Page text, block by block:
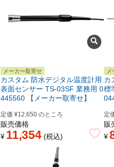
メーカー取寄せ
カスタム 防水デジタル温度計用
表面センサー TS-03SF 業務用 0
445560 【メーカー取寄せ】
定価 ¥12,650 のところ
販売価格
¥ 11,354 税込
カ
標
定
販
¥